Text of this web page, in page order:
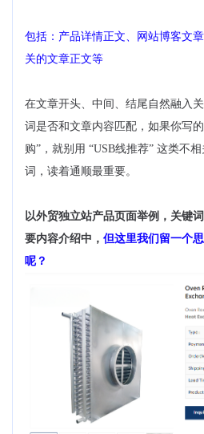
包括：产品详情正文、网站博客文
关的文章正文等
在文章开头、中间、结尾自然融入
词是否和文章内容匹配，如果你写
购”，就别用 “USB线推荐” 这类不
词，读着通顺最重要。
以外贸独立站产品页面举例，关键
要内容介绍中， 但这里我们留一个
呢？